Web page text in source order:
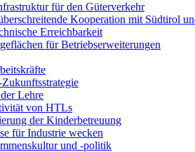
für den Güterverkehr
Kooperation mit Südtirol
Erreichbarkeit
für Betriebserweiterungen
Lehre
von HTLs
der Kinderbetreuung
für Industrie wecken
und -politik